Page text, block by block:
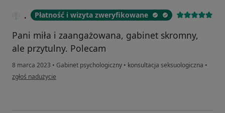
. Płatność i wizyta zweryfikowane
Pani miła i zaangażowana, gabinet skromny,
ale przytulny. Polecam
8 marca 2023 • Gabinet psychologiczny • konsultacja seksuologiczna •
w opinii użytkownika .
zgłoś nadużycie